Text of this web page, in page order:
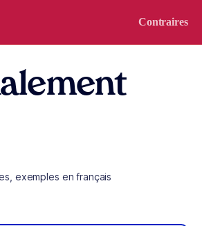
Contraires
exemples en français